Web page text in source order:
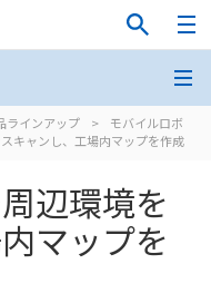
ラインアップ >
モバイルロボ
キャンし、工場内マップを作成
辺環境を
マップを